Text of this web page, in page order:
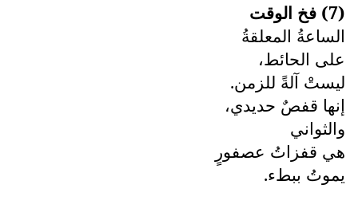
(7) فخ الوقت
الساعةُ المعلقةُ
على الحائط،
ليستْ آلةً للزمن.
إنها قفصٌ حديدي،
والثواني
هي قفزاتُ عصفورٍ
يموتُ ببطء.